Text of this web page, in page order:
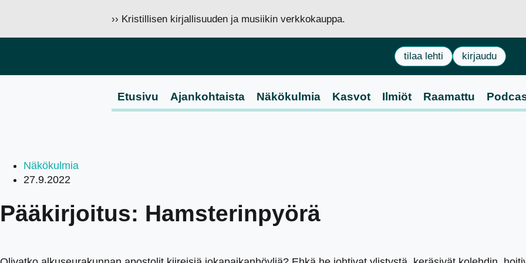
›› Kristillisen kirjallisuuden ja musiikin verkkokauppa.
tilaa lehti kirjaudu
Etusivu Ajankohtaista Näkökulmia Kasvot Ilmiöt Raamattu
Näkökulmia
27.9.2022
Pääkirjoitus: Hamsterinpyörä